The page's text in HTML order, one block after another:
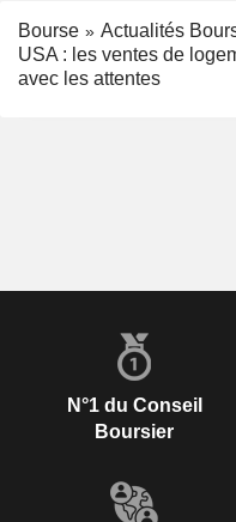
Bourse
Actualités
USA : les ventes de
avec les attentes
N°1 du Conseil
Boursier